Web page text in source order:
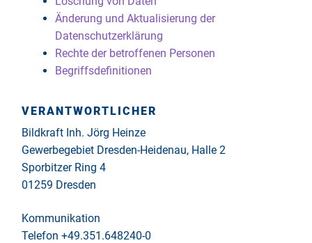
Änderung und Aktualisierung der
Datenschutzerklärung
Rechte der betroffenen Personen
Begriffsdefinitionen
VERANTWORTLICHER
Bildkraft Inh. Jörg Heinze
Gewerbegebiet Dresden-Heidenau, Halle 2
Sporbitzer Ring 4
01259 Dresden
Kommunikation
Telefon +49.351.648240-0